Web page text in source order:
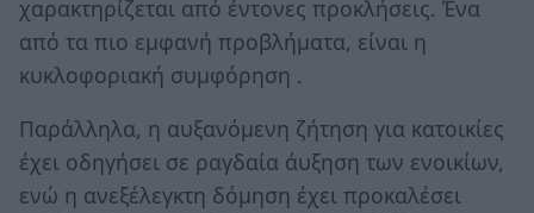
χαρακτηρίζεται από έντονες προκλήσεις. Ένα
από τα πιο εμφανή προβλήματα, είναι η
κυκλοφοριακή συμφόρηση .
Παράλληλα, η αυξανόμενη ζήτηση για κατοικίες
έχει οδηγήσει σε ραγδαία άυξηση των ενοικίων,
ενώ η ανεξέλεγκτη δόμηση έχει προκαλέσει